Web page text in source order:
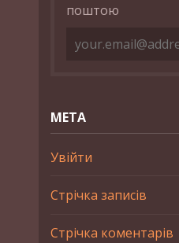
поштою
МЕТА
Увійти
Стрічка записів
Стрічка коментарів